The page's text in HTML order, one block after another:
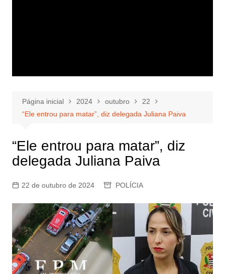
Página inicial 2024 outubro
22
“Ele entrou para matar”, diz delegada Juliana Paiva
“Ele entrou para matar”, diz
delegada Juliana Paiva
22 de outubro de 2024 POLÍCIA